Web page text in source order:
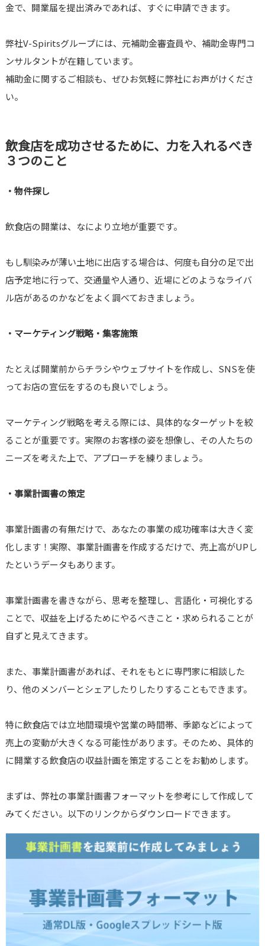
金で、開業届を提出済みであれば、すぐに申請できます。
弊社V-Spiritsグループには、元補助金審査員や、補助金専門コ
ンサルタントが在籍しています。
補助金に関するご相談も、ぜひお気軽に弊社にお声がけくださ
い。
飲食店を成功させるために、力を入れるべき
３つのこと
・物件探し
飲食店の開業は、なにより立地が重要です。
もし馴染みが薄い土地に出店する場合は、何度も自分の足で出
店予定地に行って、交通量や人通り、近場にどのようなライバ
ル店があるのかなどをよく調べておきましょう。
・マーケティング戦略・集客施策
たとえば開業前からチラシやウェブサイトを作成し、SNSを使
ってお店の宣伝をするのも良いでしょう。
マーケティング戦略を考える際には、具体的なターゲットを絞
ることが重要です。実際のお客様の姿を想像し、その人たちの
ニーズを考えた上で、アプローチを練りましょう。
・事業計画書の策定
事業計画書の有無だけで、あなたの事業の成功確率は大きく変
化します！実際、事業計画書を作成するだけで、売上高がUPし
たというデータもあります。
事業計画書を書きながら、思考を整理し、言語化・可視化する
ことで、収益を上げるためにやるべきこと・求められることが
自ずと見えてきます。
また、事業計画書があれば、それをもとに専門家に相談した
り、他のメンバーとシェアしたりしたりすることもできます。
特に飲食店では立地間環境や営業の時間帯、季節などによって
売上の変動が大きくなる可能性があります。そのため、具体的
に開業する飲食店の収益計画を策定することをお勧めします。
まずは、弊社の事業計画書フォーマットを参考にして作成して
みてください。以下のリンクからダウンロードできます。